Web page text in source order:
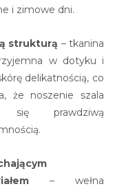
i zimowe dni.
strukturą – tkanina
w dotyku i
delikatnością, co
że noszenie szala
się prawdziwą
– wełna